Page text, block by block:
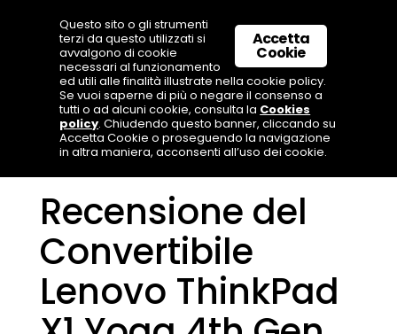
Recensione del
Convertibile
Lenovo ThinkPad
Accetta
Cookie
Questo sito o gli strumenti
terzi da questo utilizzati si
avvalgono di cookie
necessari al funzionamento
ed utili alle finalità illustrate nella cookie policy.
Se vuoi saperne di più o negare il consenso a
tutti o ad alcuni cookie, consulta la Cookies
policy. Chiudendo questo banner, cliccando su
Accetta Cookie o proseguendo la navigazione
in altra maniera, acconsenti all’uso dei cookie.